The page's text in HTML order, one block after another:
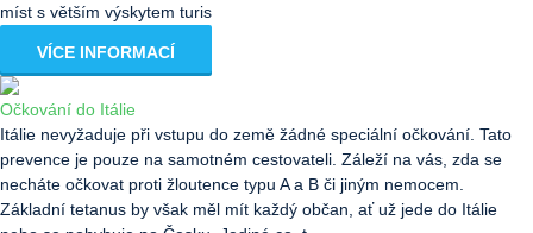
míst s větším výskytem turis
VÍCE INFORMACÍ
Očkování do Itálie
Itálie nevyžaduje při vstupu do země žádné speciální očkování. Tato
prevence je pouze na samotném cestovateli. Záleží na vás, zda se
necháte očkovat proti žloutence typu A a B či jiným nemocem.
Základní tetanus by však měl mít každý občan, ať už jede do Itálie